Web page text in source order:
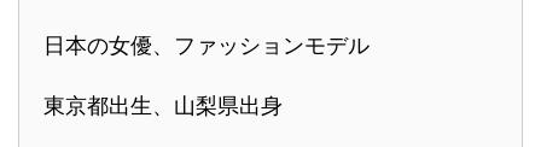
日本の女優、ファッションモデル
東京都出生、山梨県出身